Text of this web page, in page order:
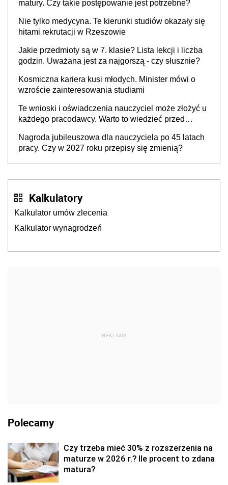
matury. Czy takie postępowanie jest potrzebne?
Nie tylko medycyna. Te kierunki studiów okazały się
hitami rekrutacji w Rzeszowie
Jakie przedmioty są w 7. klasie? Lista lekcji i liczba
godzin. Uważana jest za najgorszą - czy słusznie?
Kosmiczna kariera kusi młodych. Minister mówi o
wzroście zainteresowania studiami
Te wnioski i oświadczenia nauczyciel może złożyć u
każdego pracodawcy. Warto to wiedzieć przed
Nagroda jubileuszowa dla nauczyciela po 45 latach
pracy. Czy w 2027 roku przepisy się zmienią?
Kalkulatory
Kalkulator umów zlecenia
Kalkulator wynagrodzeń
REKLAMA
Polecamy
Czy trzeba mieć 30% z rozszerzenia na
maturze w 2026 r.? Ile procent to zdana
matura?